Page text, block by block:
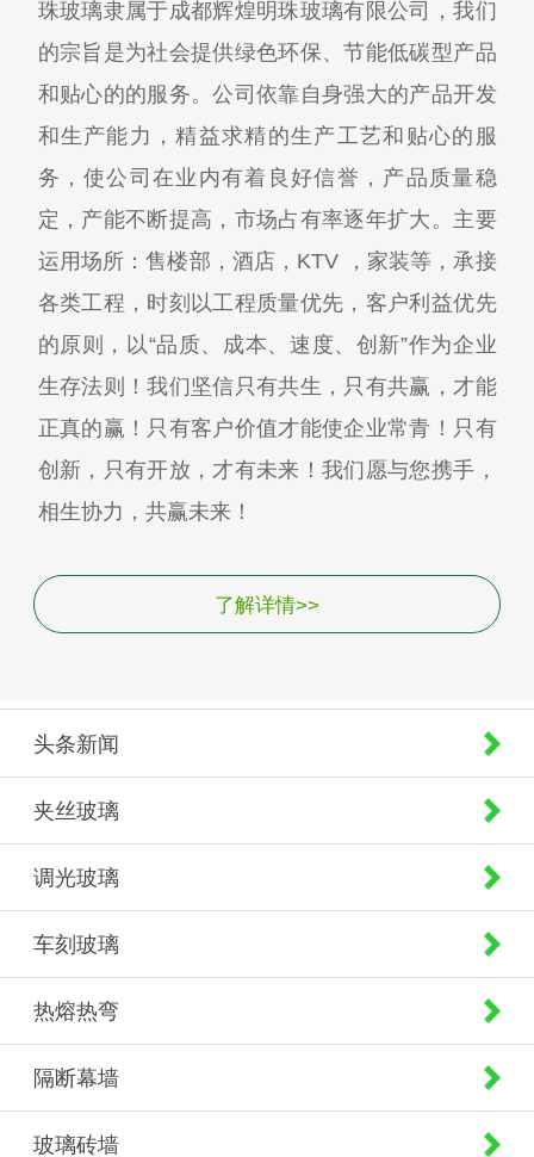
珠玻璃隶属于成都辉煌明珠玻璃有限公司，我们
的宗旨是为社会提供绿色环保、节能低碳型产品
和贴心的的服务。公司依靠自身强大的产品开发
和生产能力，精益求精的生产工艺和贴心的服
务，使公司在业内有着良好信誉，产品质量稳
定，产能不断提高，市场占有率逐年扩大。主要
运用场所：售楼部，酒店，KTV ，家装等，承接
各类工程，时刻以工程质量优先，客户利益优先
的原则，以“品质、成本、速度、创新”作为企业
生存法则！我们坚信只有共生，只有共赢，才能
正真的赢！只有客户价值才能使企业常青！只有
创新，只有开放，才有未来！我们愿与您携手，
相生协力，共赢未来！
了解详情>>
头条新闻
夹丝玻璃
调光玻璃
车刻玻璃
热熔热弯
隔断幕墙
玻璃砖墙